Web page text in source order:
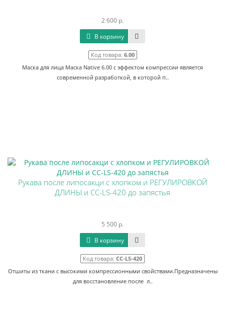
2 600 р.
В корзину
Код товара: 6.00
Маска для лица Маска Native 6.00 с эффектом компрессии является
современной разработкой, в которой п..
Рукава после липосакци с хлопком и РЕГУЛИРОВКОЙ
ДЛИНЫ и CC-LS-420 до запястья
5 500 р.
В корзину
Код товара: CC-LS-420
Отшиты из ткани с высокими компрессионными свойствами.Предназначены
для восстановление после л..